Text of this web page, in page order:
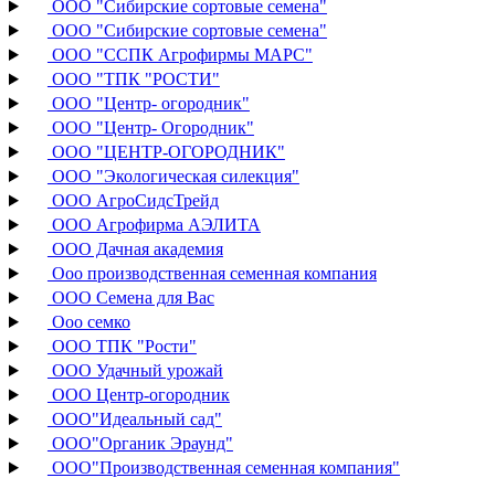
ООО "Сибирские сортовые семена"
ООО "Сибирские сортовые семена"
ООО "ССПК Агрофирмы МАРС"
ООО "ТПК "РОСТИ"
ООО "Центр- огородник"
ООО "Центр- Огородник"
ООО "ЦЕНТР-ОГОРОДНИК"
ООО "Экологическая силекция"
ООО АгроСидсТрейд
ООО Агрофирма АЭЛИТА
ООО Дачная академия
Ооо производственная семенная компания
ООО Семена для Вас
Ооо семко
ООО ТПК "Рости"
ООО Удачный урожай
ООО Центр-огородник
ООО"Идеальный сад"
ООО"Органик Эраунд"
ООО"Производственная семенная компания"